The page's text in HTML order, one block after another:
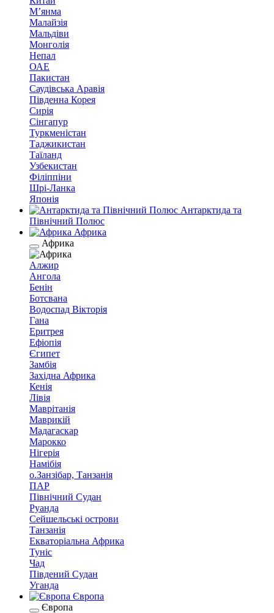
М’янма
Малайзія
Мальдіви
Монголія
Непал
ОАЕ
Пакистан
Саудівська Аравія
Південна Корея
Сирія
Сінгапур
Туркменістан
Таджикистан
Таїланд
Узбекистан
Філіппіни
Шрі-Ланка
Японія
Антарктида та
Північний Полюс
Африка
Африка
Алжир
Ангола
Бенін
Ботсвана
Водоспад Вікторія
Гана
Еритрея
Ефіопія
Єгипет
Замбія
Західна Африка
Кенія
Лівія
Маврітанія
Маврикій
Мадагаскар
Марокко
Нігерія
Намібія
о.Занзібар, Танзанія
ПАР
Північний Судан
Руанда
Сейшельські острови
Танзанія
Екваторіальна Африка
Туніс
Чад
Південий Судан
Уганда
Європа
Європа